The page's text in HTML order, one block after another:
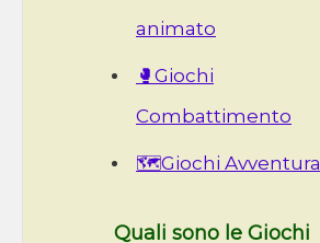
animato
🥊Giochi
Combattimento
🗺️Giochi Avventura
Quali sono le Giochi